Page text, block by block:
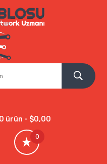
0 ürün - $0,00
0